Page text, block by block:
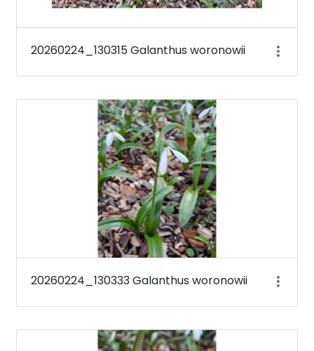
20260224_130315 Galanthus woronowii
20260224_130333 Galanthus woronowii